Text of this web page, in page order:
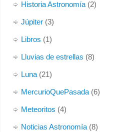
Historia Astronomía(2)
Júpiter(3)
Libros (1)
Lluvias de estrellas (8)
Luna(21)
MercurioQuePasada(6)
Meteoritos (4)
Noticias Astronomía(8)